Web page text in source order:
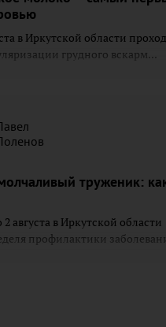
в Иркутской области
грудного вскарм...
труженик:
августа в Иркутской области
профилактики